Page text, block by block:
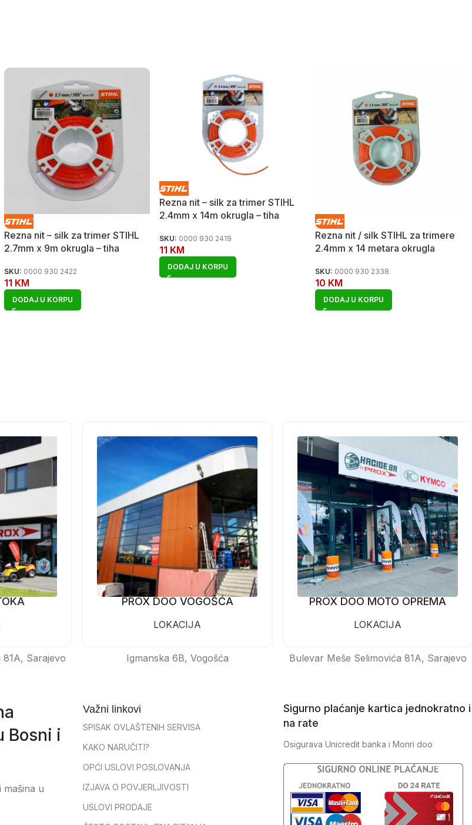
Rezna nit – silk za trimer STIHL
2.7mm x 9m okrugla – tiha
SKU: 0000 930 2422
11 KM
DODAJ U KORPU
Rezna nit – silk za trimer STIHL
2.4mm x 14m okrugla – tiha
SKU: 0000 930 2419
11 KM
DODAJ U KORPU
Rezna nit / silk STIHL za trimere
2.4mm x 14 metara okrugla
SKU: 0000 930 2338
10 KM
DODAJ U KORPU
Sarajevo
PROX DOO VOGOŠĆA
LOKACIJA
Igmanska 6B, Vogošća
PROX DOO MOTO OPREMA
LOKACIJA
Bulevar Meše Selimovića 81A, Sarajevo
Bosni i
mašina u
Važni linkovi
SPISAK OVLAŠTENIH SERVISA
KAKO NARUČITI?
OPĆI USLOVI POSLOVANJA
IZJAVA O POVJERLJIVOSTI
USLOVI PRODAJE
Sigurno plaćanje kartica jednokratno i
na rate
Osigurava Unicredit banka i Monri doo